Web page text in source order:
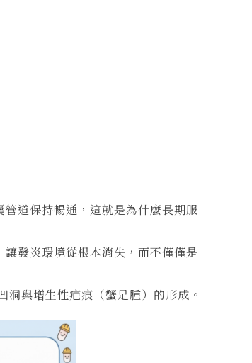
道保持暢通，這就是為什麼長期服
發炎環境從根本消失，而不僅僅是
與增生性疤痕（蟹足腫）的形成。